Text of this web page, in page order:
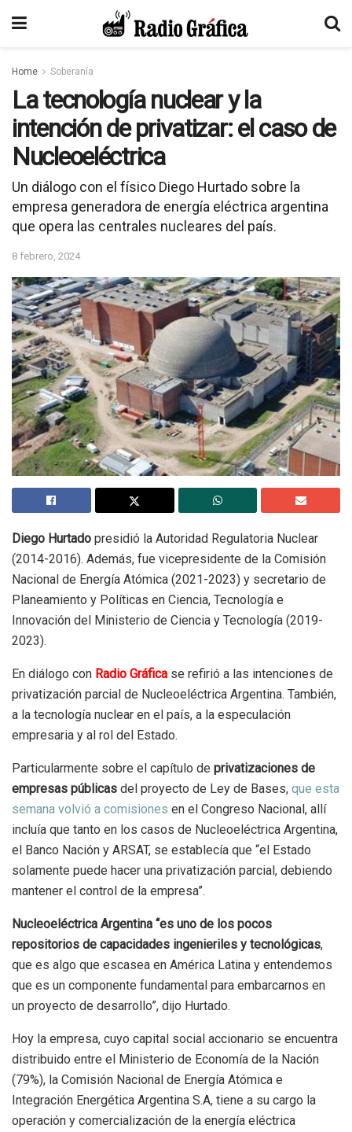
Home Soberanía
La tecnología nuclear y la
intención de privatizar: el caso de
Nucleoeléctrica
Un diálogo con el físico Diego Hurtado sobre la
empresa generadora de energía eléctrica argentina
que opera las centrales nucleares del país.
8 febrero, 2024
Diego Hurtado presidió la Autoridad Regulatoria Nuclear
(2014-2016). Además, fue vicepresidente de la Comisión
Nacional de Energía Atómica (2021-2023) y secretario de
Planeamiento y Políticas en Ciencia, Tecnología e
Innovación del Ministerio de Ciencia y Tecnología (2019-
2023).
En diálogo con Radio Gráfica se refirió a las intenciones de
privatización parcial de Nucleoeléctrica Argentina. También,
a la tecnología nuclear en el país, a la especulación
empresaria y al rol del Estado.
Particularmente sobre el capítulo de privatizaciones de
empresas públicas del proyecto de Ley de Bases, que esta
semana volvió a comisiones en el Congreso Nacional, allí
incluía que tanto en los casos de Nucleoeléctrica Argentina,
el Banco Nación y ARSAT, se establecía que “el Estado
solamente puede hacer una privatización parcial, debiendo
mantener el control de la empresa”.
Nucleoeléctrica Argentina “es uno de los pocos
repositorios de capacidades ingenieriles y tecnológicas,
que es algo que escasea en América Latina y entendemos
que es un componente fundamental para embarcarnos en
un proyecto de desarrollo”, dijo Hurtado.
Hoy la empresa, cuyo capital social accionario se encuentra
distribuido entre el Ministerio de Economía de la Nación
(79%), la Comisión Nacional de Energía Atómica e
Integración Energética Argentina S.A, tiene a su cargo la
operación y comercialización de la energía eléctrica